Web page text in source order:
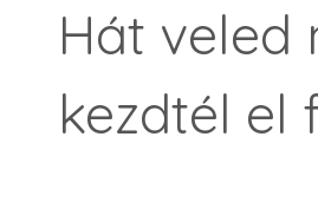
Hát veled
kezdtél el